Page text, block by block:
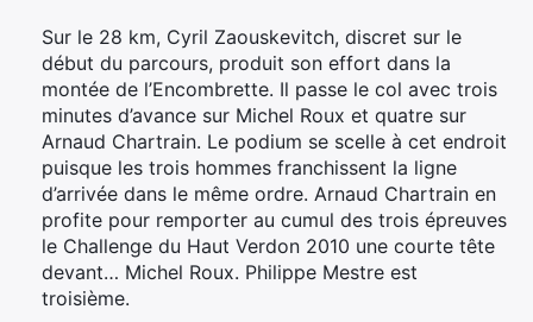
Sur le 28 km, Cyril Zaouskevitch, discret sur le
début du parcours, produit son effort dans la
montée de l’Encombrette. Il passe le col avec trois
minutes d’avance sur Michel Roux et quatre sur
Arnaud Chartrain. Le podium se scelle à cet endroit
puisque les trois hommes franchissent la ligne
d’arrivée dans le même ordre. Arnaud Chartrain en
profite pour remporter au cumul des trois épreuves
le Challenge du Haut Verdon 2010 une courte tête
devant… Michel Roux. Philippe Mestre est
troisième.